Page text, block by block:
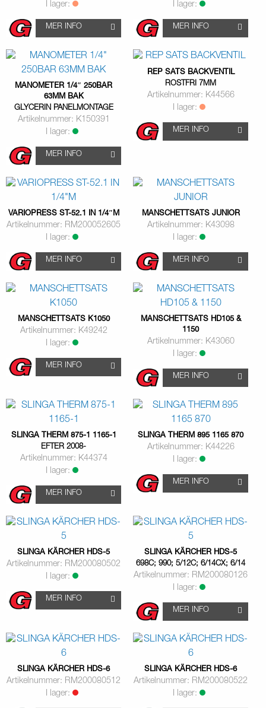
I lager:
MER INFO
I lager:
MER INFO
MANOMETER 1/4″ 250BAR
63MM BAK
GLYCERIN PANELMONTAGE
Artikelnummer: K150391
I lager:
MER INFO
REP SATS BACKVENTIL
ROSTFRI 7MM
Artikelnummer: K44566
I lager:
MER INFO
VARIOPRESS ST-52.1 IN 1/4″M
Artikelnummer: RM200052605
I lager:
MER INFO
MANSCHETTSATS JUNIOR
Artikelnummer: K43098
I lager:
MER INFO
MANSCHETTSATS K1050
Artikelnummer: K49242
I lager:
MER INFO
MANSCHETTSATS HD105 &
1150
Artikelnummer: K43060
I lager:
MER INFO
SLINGA THERM 875-1 1165-1
EFTER 2008-
Artikelnummer: K44374
I lager:
MER INFO
SLINGA THERM 895 1165 870
Artikelnummer: K44226
I lager:
MER INFO
SLINGA KÄRCHER HDS-5
Artikelnummer: RM200080502
I lager:
MER INFO
SLINGA KÄRCHER HDS-5
698C; 990; 5/12C; 6/14CX; 6/14
Artikelnummer: RM200080126
I lager:
MER INFO
SLINGA KÄRCHER HDS-6
Artikelnummer: RM200080512
I lager:
SLINGA KÄRCHER HDS-6
Artikelnummer: RM200080522
I lager: